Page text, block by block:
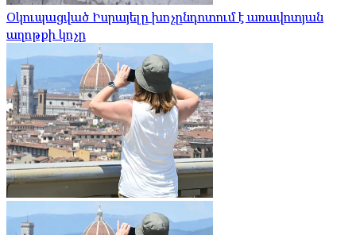
Օկուպացված Իսրայելը խոչընդոտում է առավոտյան
աղոթքի կոչը